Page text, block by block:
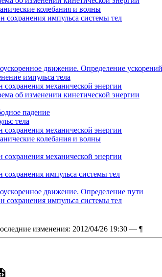
колебания и волны
сохранения импульса системы тел
движение. Определение ускорений
импульса тела
сохранения механической энергии
об изменении кинетической энергии
падение
тела
сохранения механической энергии
колебания и волны
сохранения механической энергии
сохранения импульса системы тел
движение. Определение пути
сохранения импульса системы тел
изменения: 2012/04/26 19:30 — ¶